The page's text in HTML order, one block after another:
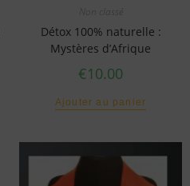
Non classé
Détox 100% naturelle :
Mystères d’Afrique
€10.00
Ajouter au panier